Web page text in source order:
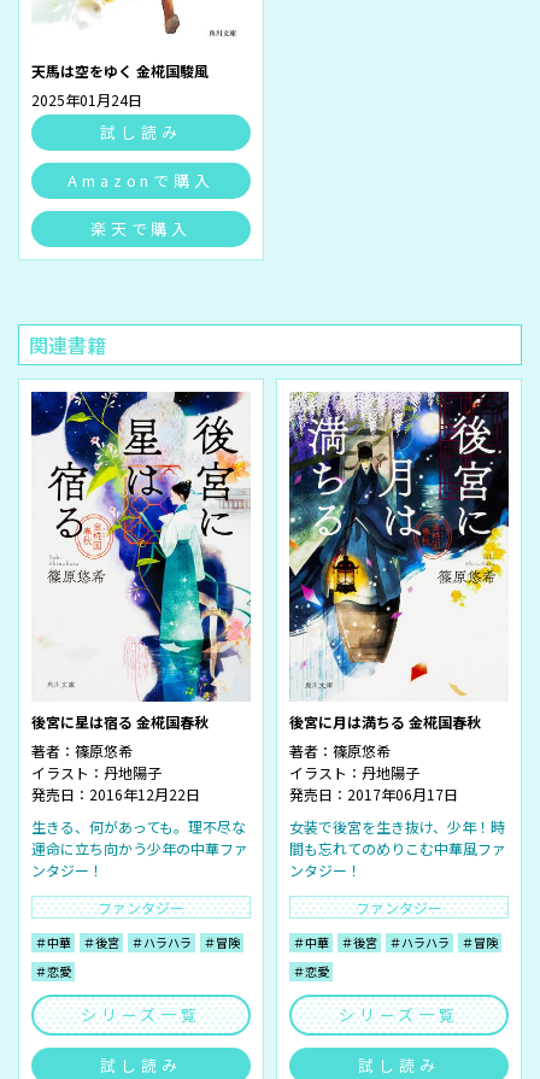
天馬は空をゆく 金椛国駿風
2025年01月24日
試し読み
Amazonで購入
楽天で購入
関連書籍
後宮に星は宿る 金椛国春秋
著者： 篠原悠希
イラスト： 丹地陽子
発売日：2016年12月22日
生きる、何があっても。理不尽な
運命に立ち向かう少年の中華ファ
ンタジー！
ファンタジー
＃中華 ＃後宮 ＃ハラハラ
＃冒険
＃恋愛
シリーズ一覧
試し読み
後宮に月は満ちる 金椛国春秋
著者： 篠原悠希
イラスト： 丹地陽子
発売日：2017年06月17日
女装で後宮を生き抜け、少年！時
間も忘れてのめりこむ中華風ファ
ンタジー！
ファンタジー
＃中華 ＃後宮 ＃ハラハラ
＃冒険
＃恋愛
シリーズ一覧
試し読み